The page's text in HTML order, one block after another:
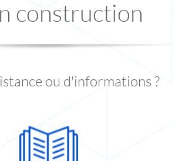
construction
ou d'informations ?